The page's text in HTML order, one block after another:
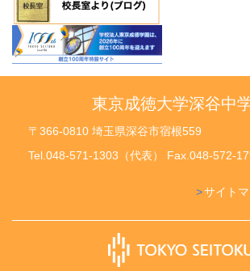
東京成徳大学深谷中
〒366-0810 埼玉県深谷市宿根559
Tel.048-571-1303（代表） Fax.048-572-
サイト